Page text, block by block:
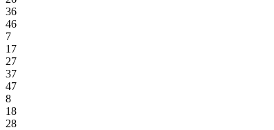
36
46
7
17
27
37
47
8
18
28